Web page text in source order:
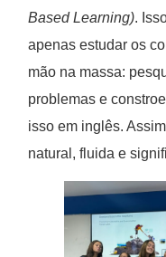
Based Learning).
apenas estudar os
mão na massa:
problemas e
isso em inglês.
natural, fluida e